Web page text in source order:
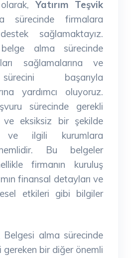
olarak, Yatırım Teşvik
sürecinde firmalara
sağlamaktayız.
belge alma sürecinde
sağlamalarına ve
başarıyla
yardımcı oluyoruz.
sürecinde gerekli
eksiksiz bir şekilde
ve ilgili kurumlara
Bu belgeler
firmanın kuruluş
finansal detayları ve
etkileri gibi bilgiler
Belgesi alma sürecinde
bir diğer önemli